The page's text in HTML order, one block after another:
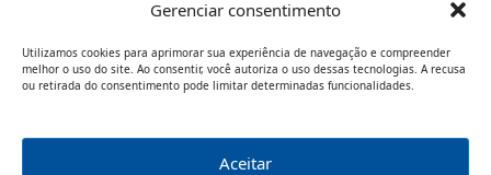
Gerenciar consentimento
Utilizamos cookies para aprimorar sua experiência de navegação e compreender
melhor o uso do site. Ao consentir, você autoriza o uso dessas tecnologias. A recusa
ou retirada do consentimento pode limitar determinadas funcionalidades.
Aceitar
POLÍTICA DE PRIVACIDADE